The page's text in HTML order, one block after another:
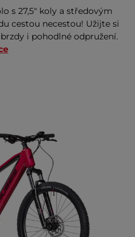
s 27,5" koly a středovým
cestou necestou! Užijte si
i pohodlné odpružení.